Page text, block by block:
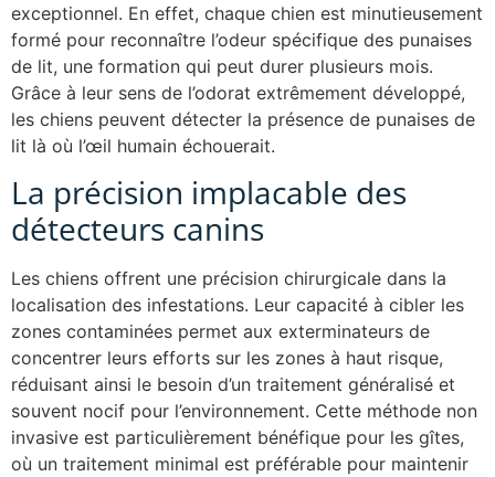
exceptionnel. En effet, chaque chien est minutieusement
formé pour reconnaître l’odeur spécifique des punaises
de lit, une formation qui peut durer plusieurs mois.
Grâce à leur sens de l’odorat extrêmement développé,
les chiens peuvent détecter la présence de punaises de
lit là où l’œil humain échouerait.
La précision implacable des
détecteurs canins
Les chiens offrent une précision chirurgicale dans la
localisation des infestations. Leur capacité à cibler les
zones contaminées permet aux exterminateurs de
concentrer leurs efforts sur les zones à haut risque,
réduisant ainsi le besoin d’un traitement généralisé et
souvent nocif pour l’environnement. Cette méthode non
invasive est particulièrement bénéfique pour les gîtes,
où un traitement minimal est préférable pour maintenir